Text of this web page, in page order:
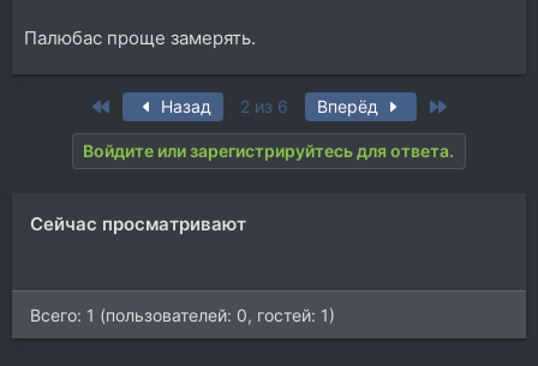
Палюбас проще замерять.
First Назад 2 из 6 Вперёд
Войдите или зарегистрируйтесь для ответа.
Сейчас просматривают
Всего: 1 (пользователей: 0, гостей: 1)